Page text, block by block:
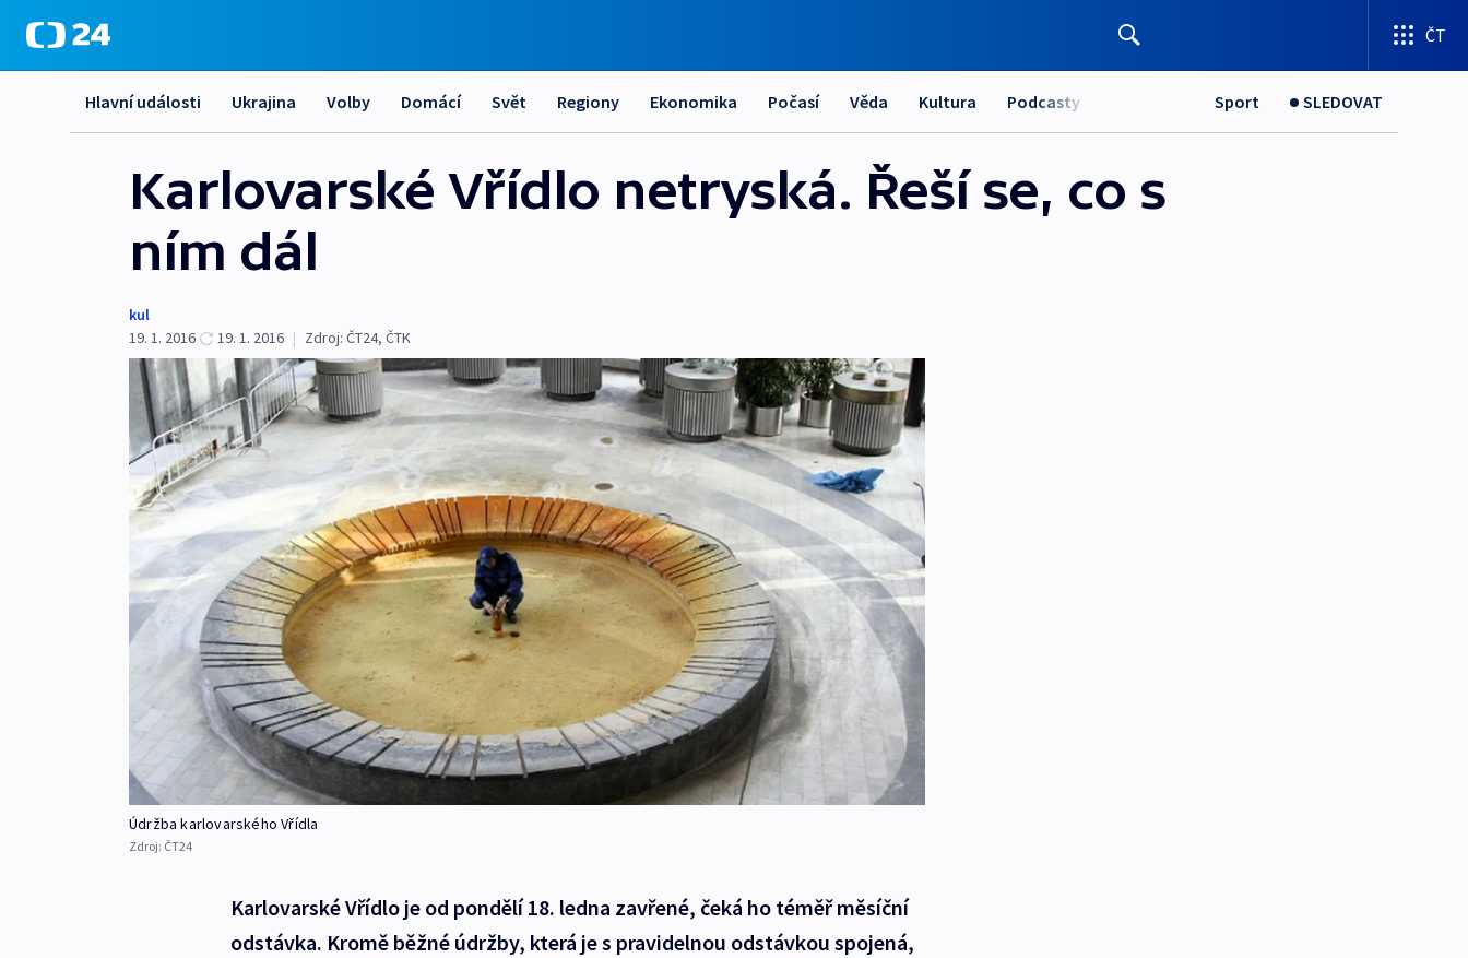
ČT
Hlavní události Ukrajina Volby Domácí Svět Regiony Ekonomika Počasí Věda Kultura Podcasty Sport SLEDOVAT
Karlovarské Vřídlo netryská. Řeší se, co s
ním dál
kul
19. 1. 2016
19. 1. 2016 | Zdroj: ČT24, ČTK
Údržba karlovarského Vřídla
Zdroj: ČT24
Karlovarské Vřídlo je od pondělí 18. ledna zavřené, čeká ho téměř měsíční
odstávka. Kromě běžné údržby, která je s pravidelnou odstávkou spojená,